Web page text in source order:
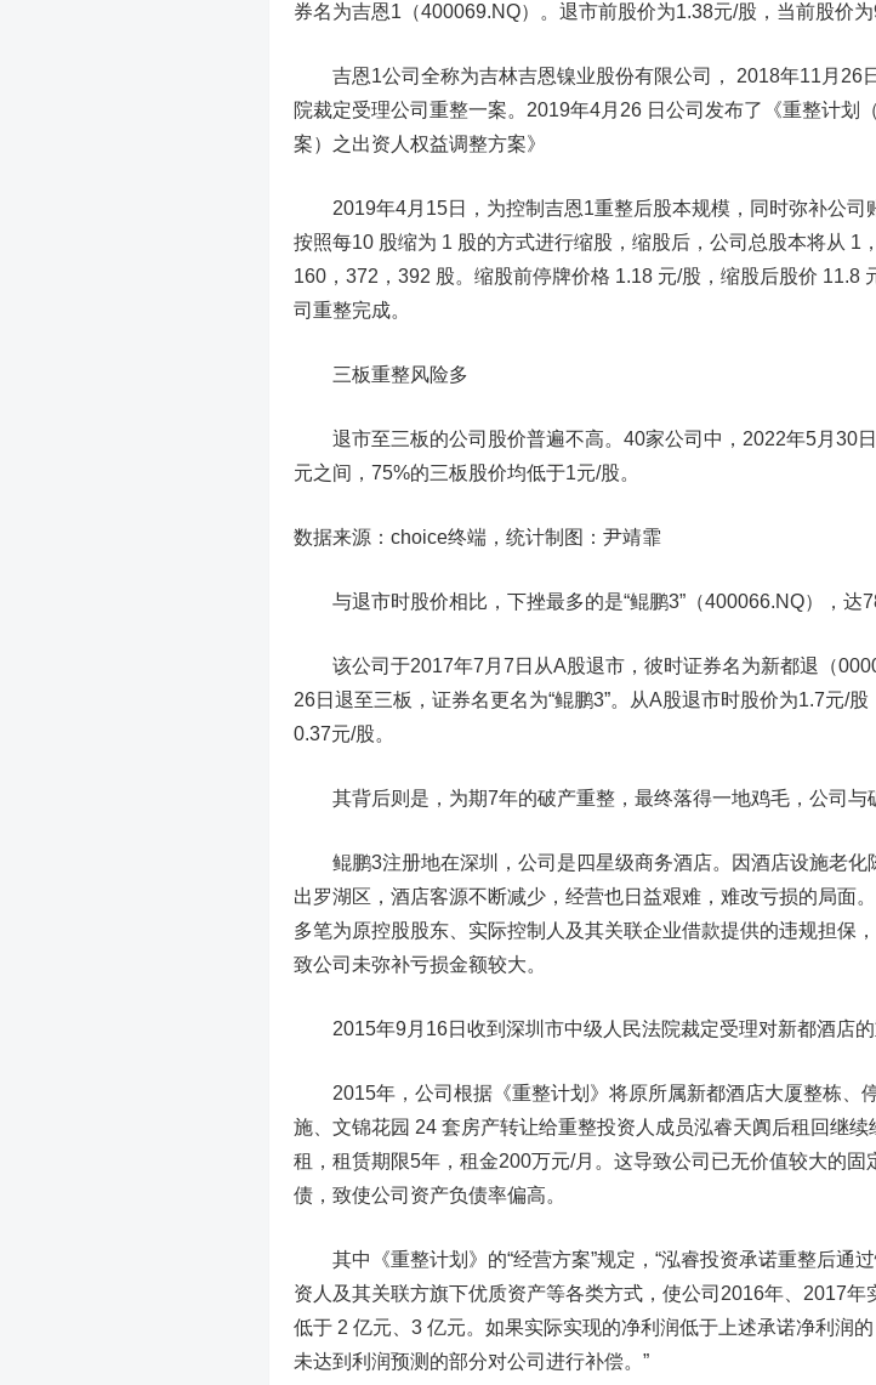
券名为吉恩1（400069.NQ）。退市前股价为1.38元/股，当前股价为
吉恩1公司全称为吉林吉恩镍业股份有限公司， 2018年11月26
院裁定受理公司重整一案。2019年4月26 日公司发布了《重整计划
案）之出资人权益调整方案》
2019年4月 15日 ， 为控制 吉恩1重整后股本规模，同时弥补公司
按照每10 股缩为 1 股的方式进行缩股，缩股后， 公司 总股本将从 1
160，372，392 股。 缩股前停牌价格 1.18 元/股，缩股后股价 11.8
司重整完成。
三板重整风险多
退市至三板的公司股价普遍不高。40家公司中，2022年5月30日
元之间，75%的三板股价均低于1元/股。
数据来源：choice终端，统计制图：尹靖霏
与退市时股价相比，下挫最多的是“鲲鹏3”（400066.NQ），达
该公司于2017年7月7日从A股退市，彼时证券名为新都退（
26日退至三板，证券名更名为“鲲鹏3”。从A股退市时股价为1.7元/
0.37元/股。
其背后则是，为期7年的破产重整，最终落得一地鸡毛，公司与
鲲鹏3注册地在深圳，公司是四星级商务酒店。因酒店设施老化
出罗湖区，酒店客源不断减少，经营也日益艰难，难改亏损的局面
多笔为原控股股东、实际控制人及其关联企业借款提供的违规担保
致公司未弥补亏损金额较大。
2015年9月16日收到深圳市中级人民法院裁定受理对新都酒店的
2015年，公司根据《重整计划》将原所属新都酒店大厦整栋、
施、文锦花园 24 套房产转让给重整投资人成员泓睿天阗后租回继
租，租赁期限5年，租金200万元/月。这导致公司已无价值较大的固
债，致使公司资产负债率偏高。
其中《重整计划》的“经营方案”规定，“泓睿投资承诺重整后通
资人及其关联方旗下优质资产等各类方式，使公司2016年、2017年
低于 2 亿元、3 亿元。如果实际实现的净利润低于上述承诺净利润
未达到利润预测的部分对公司进行补偿。”